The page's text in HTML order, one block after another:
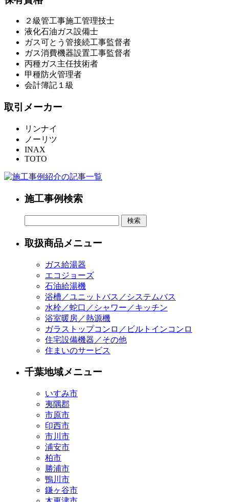
２級管工事施工管理技士
液化石油ガス設備士
ガス可とう管接続工事監督者
ガス消費機器設置工事監督者
丙種ガス主任技術者
甲種防火管理者
会計簿記１級
取引メーカー
リンナイ
ノーリツ
INAX
TOTO
施工事例検索
取扱商品メニュー
ガス給湯器
エコジョーズ
石油給湯機
浴槽／ユニットバス／システムバス
水栓／蛇口／シャワー／キッチン
浴室暖房／熱源機
ガラストップコンロ／ビルトインコンロ
住宅設備機器／その他
住まいのサービス
千葉地域メニュー
いすみ市
夷隅郡
市原市
印西市
市川市
浦安市
柏市
勝浦市
鴨川市
鎌ヶ谷市